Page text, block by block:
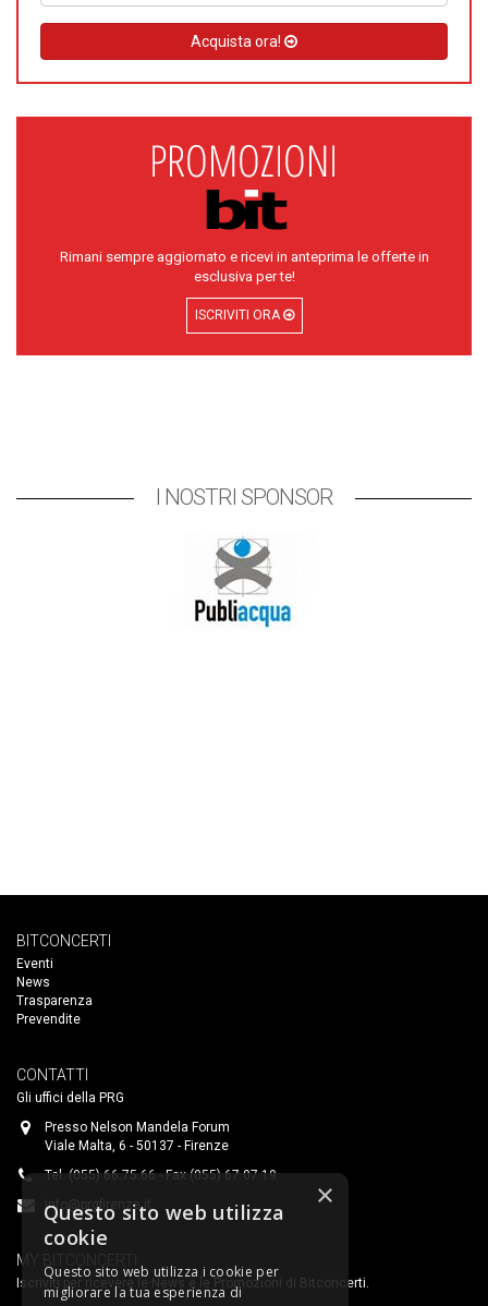
Acquista ora!
Rimani sempre aggiornato e ricevi in anteprima le offerte in
esclusiva per te!
ISCRIVITI ORA
I NOSTRI SPONSOR
BITCONCERTI
Eventi
News
Trasparenza
Prevendite
CONTATTI
Gli uffici della PRG
Presso Nelson Mandela Forum
Viale Malta, 6 - 50137 - Firenze
Tel. (055) 66.75.66 - Fax (055) 67.07.19
info@prgfirenze.it
MY BITCONCERTI
Iscriviti per ricevere le News e le Promozioni di Bitconcerti.
×
Questo sito web utilizza
cookie
Questo sito web utilizza i cookie per
migliorare la tua esperienza di